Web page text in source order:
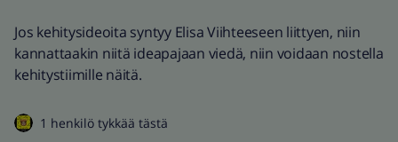
Jos kehitysideoita syntyy Elisa Viihteeseen liittyen, niin
kannattaakin niitä ideapajaan viedä, niin voidaan nostella
kehitystiimille näitä.
1 henkilö tykkää tästä